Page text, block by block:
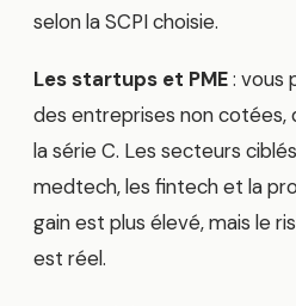
selon la SCPI choisie.
Les startups et PME: vous
des entreprises non cotées,
la série C. Les secteurs
medtech, les fintech et la
gain est plus élevé, mais le
est réel.